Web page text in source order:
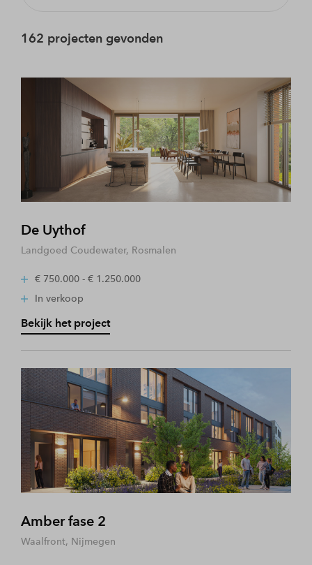
162 projecten gevonden
De Uythof
Landgoed Coudewater, Rosmalen
€ 750.000 - € 1.250.000
In verkoop
Bekijk het project
Amber fase 2
Waalfront, Nijmegen